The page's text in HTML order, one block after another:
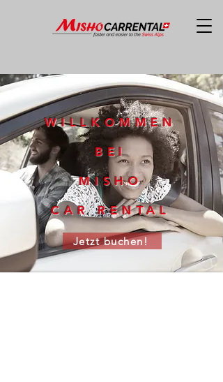
WILLKOMMEN
BEI
MISHO
CAR RENTAL
Jetzt buchen!